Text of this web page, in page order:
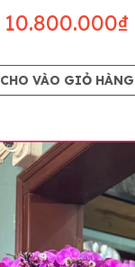
10.800.000₫
CHO VÀO GIỎ HÀNG